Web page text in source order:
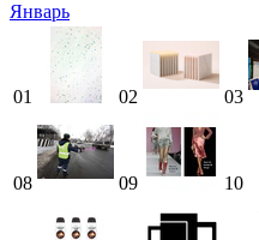
Январь
01 02 03
08 09 10